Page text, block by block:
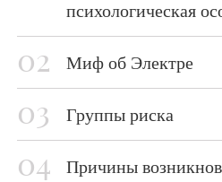
психологическая
Миф об Электре
Группы риска
Причины